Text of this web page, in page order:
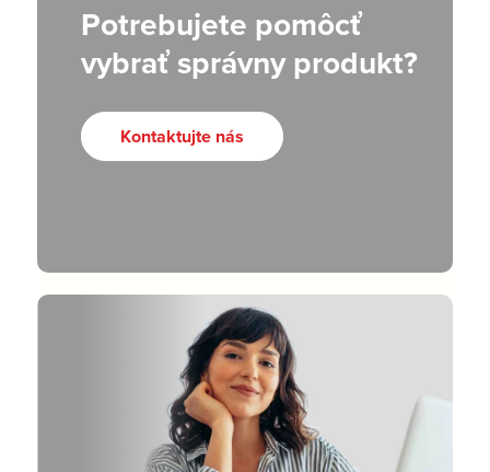
Potrebujete pomôcť
vybrať správny produkt?
Kontaktujte nás